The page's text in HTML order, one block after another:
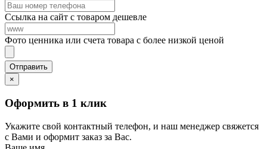
Ссылка на сайт с товаром дешевле
Фото ценника или счета товара с более низкой ценой
×
Оформить в 1 клик
Укажите свой контактный телефон, и наш менеджер свяжется
с Вами и оформит заказ за Вас.